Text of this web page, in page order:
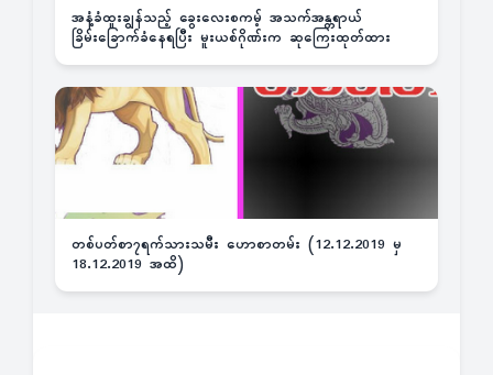
အနံ့ခံထူးချွန်သည့် ခွေးလေးစကမ့် အသက်အန္တရာယ်
ခြိမ်းခြောက်ခံနေရပြီး မူးယစ်ဂိုဏ်းက ဆုကြေးထုတ်ထား
တစ်ပတ်စာ၇ရက်သားသမီး ဟောစာတမ်း (12.12.2019 မှ
18.12.2019 အထိ)